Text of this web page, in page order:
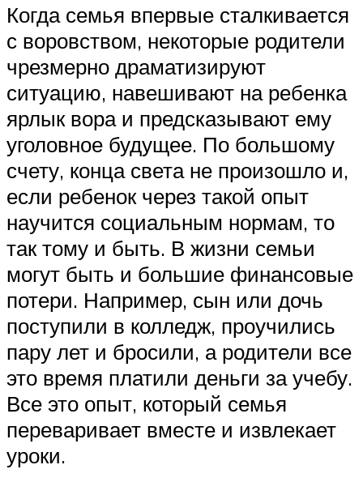
Когда семья впервые сталкивается
с воровством, некоторые родители
чрезмерно драматизируют
ситуацию, навешивают на ребенка
ярлык вора и предсказывают ему
уголовное будущее. По большому
счету, конца света не произошло и,
если ребенок через такой опыт
научится социальным нормам, то
так тому и быть. В жизни семьи
могут быть и большие финансовые
потери. Например, сын или дочь
поступили в колледж, проучились
пару лет и бросили, а родители все
это время платили деньги за учебу.
Все это опыт, который семья
переваривает вместе и извлекает
уроки.